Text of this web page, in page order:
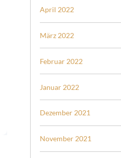
April 2022
März 2022
Februar 2022
Januar 2022
Dezember 2021
November 2021